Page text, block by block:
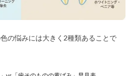
の悩みには大きく2種類あることで